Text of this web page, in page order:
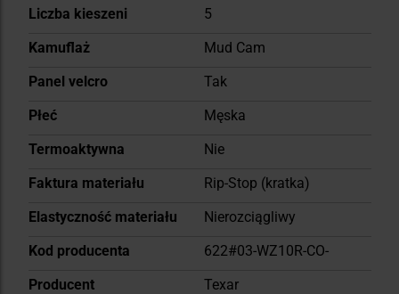
Liczba kieszeni
5
Kamuflaż
Mud Cam
Panel velcro
Tak
Płeć
Męska
Termoaktywna
Nie
Faktura materiału
Rip-Stop (kratka)
Elastyczność materiału
Nierozciągliwy
Kod producenta
622#03-WZ10R-CO-
Producent
Texar